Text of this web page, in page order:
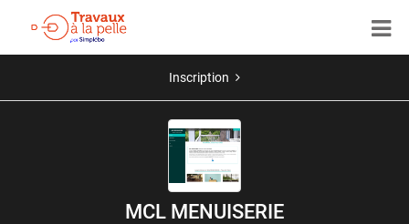
Inscription
MCL MENUISERIE